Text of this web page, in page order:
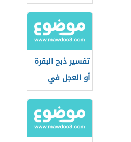
تفسير ذبح البقرة
أو العجل في
المنام